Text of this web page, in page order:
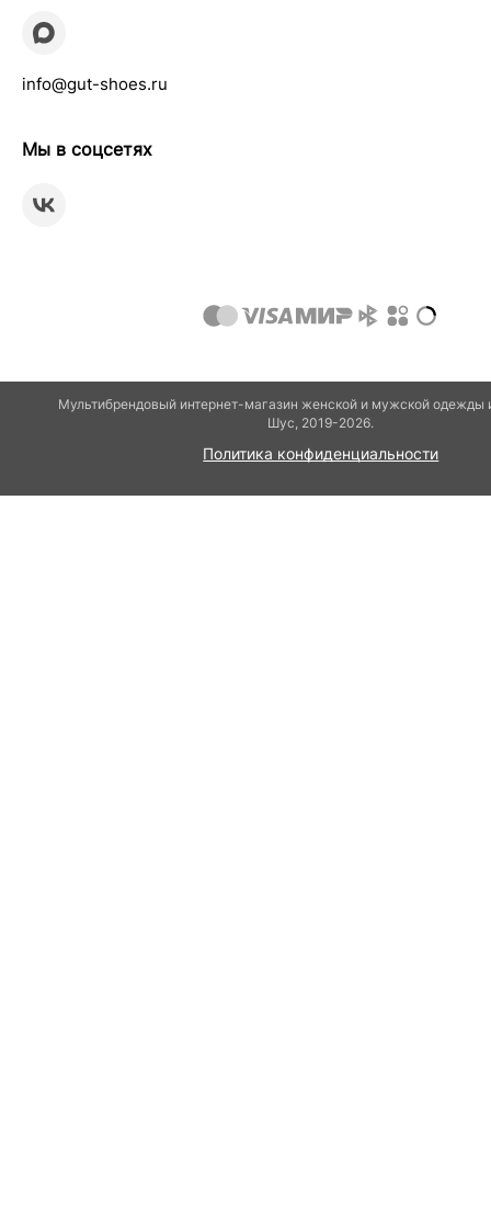
info@gut-shoes.ru
Мы в соцсетях
Мультибрендовый интернет-магазин женской и мужской одежды
Шуc, 2019-2026.
Политика конфиденциальности